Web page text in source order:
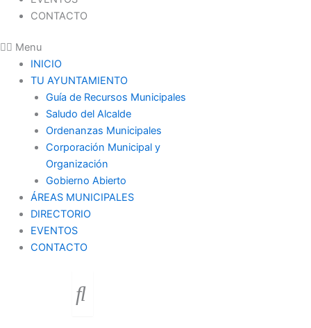
CONTACTO
Menu
INICIO
TU AYUNTAMIENTO
Guía de Recursos Municipales
Saludo del Alcalde
Ordenanzas Municipales
Corporación Municipal y
Organización
Gobierno Abierto
ÁREAS MUNICIPALES
DIRECTORIO
EVENTOS
CONTACTO